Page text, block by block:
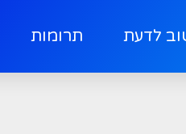
לדעת תרומות